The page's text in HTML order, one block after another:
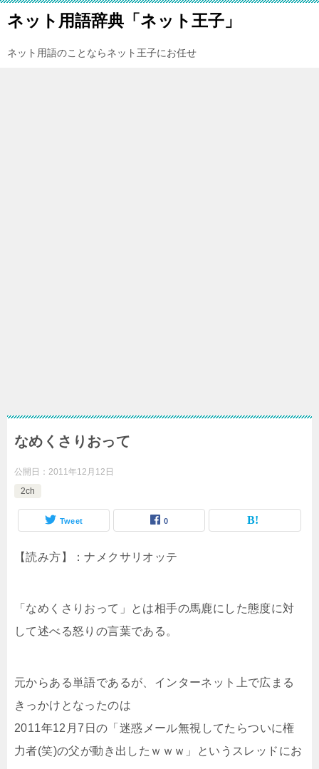
ネット用語辞典「ネット王子」
ネット用語のことならネット王子にお任せ
なめくさりおって
公開日： 2011年12月12日
2ch
Tweet 0
【読み方】：ナメクサリオッテ
「なめくさりおって」とは相手の馬鹿にした態度に対
して述べる怒りの言葉である。
元からある単語であるが、インターネット上で広まる
きっかけとなったのは
2011年12月7日の「迷惑メール無視してたらついに権
力者(笑)の父が動き出したｗｗｗ」というスレッドにお